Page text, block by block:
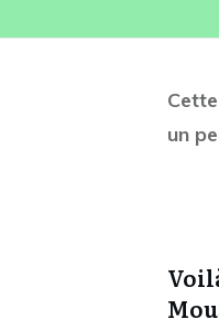
un